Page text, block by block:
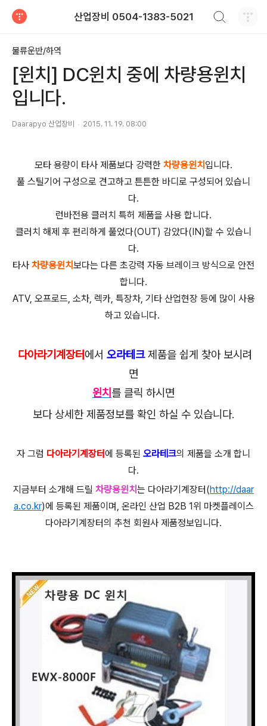
산업장비 0504-1383-5021
물류운반/하역
[윈치] DC윈치 중에 차량용윈치
입니다.
Daarapyo 산업장비 2015. 11. 19. 08:00
모타 용량이 타사 제품보다 강력한 차량용윈치 입니다.
풀 스틸기어 구성으로 견고하고 튼튼한 바디로 구성되어 있습니
다.
런바전용 클러치 특허 제품을 사용 합니다.
클러치 해제 후 편리하게 풀었다(OUT) 감았다(IN)할 수 있습니
다.
타사 차량용윈치보다는 다른 초강력 자동 브레이크 방식으로 안전
합니다.
ATV, 오프로드, 소차, 렉카, 특장차, 기타 산업현장 등에 많이 사용
하고 있습니다.
다아라기계장터에서 오라테크제품을 쉽게 찾아 보시려
면
윈치 를 클릭 하시면
보다 상세한 제품정보를 확인 하실 수 있습니다.
자 그럼 다아라기계장터에 등록된 오라테크의 제품을 소개 합니
다.
지금부터 소개해 드릴 차량용윈치는 다아라기계장터(http://daar
a.co.kr)에 등록된 제품이며, 온라인 산업 B2B 1위 마켓플레이스
다아라기계장터의 추천 회원사 제품정보입니다.